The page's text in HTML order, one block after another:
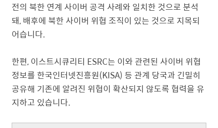
전의 북한 연계 사이버 공격 사례와 일치한 것으로 분석
돼, 배후에 북한 사이버 위협 조직이 있는 것으로 지목되
어습니다.
한편, 이스트시큐리티 ESRC는 이와 관련된 사이버 위협
정보를 한국인터넷진흥원(KISA) 등 관계 당국과 긴밀히
공유해 기존에 알려진 위협이 확산되지 않도록 협력을 유
지하고 있습니다.